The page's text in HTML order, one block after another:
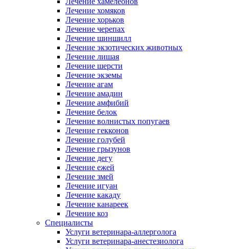
Лечение хомяков
Лечение хорьков
Лечение черепах
Лечение шиншилл
Лечение экзотических животных
Лечение лишая
Лечение шерсти
Лечение экземы
Лечение агам
Лечение амадин
Лечение амфибий
Лечение белок
Лечение волнистых попугаев
Лечение гекконов
Лечение голубей
Лечение грызунов
Лечение дегу
Лечение ежей
Лечение змей
Лечение игуан
Лечение какаду
Лечение канареек
Лечение коз
Специалисты
Услуги ветеринара-аллерголога
Услуги ветеринара-анестезиолога